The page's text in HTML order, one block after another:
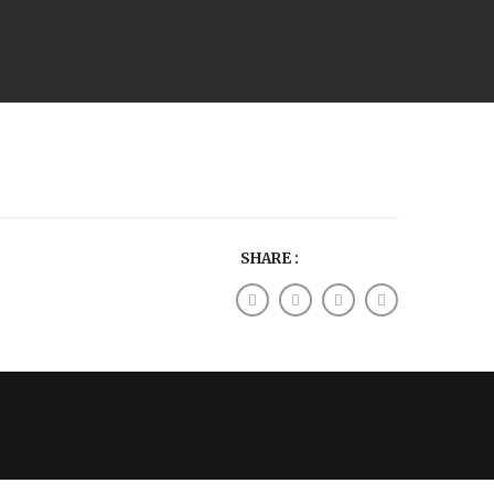
SHARE :